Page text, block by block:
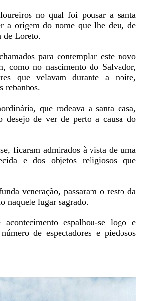
no qual foi pousar a santa
a origem do nome que lhe deu, de
de Loreto.
para contemplar este novo
como no nascimento do Salvador,
que velavam durante a noite,
rebanhos.
que rodeava a santa casa,
desejo de ver de perto a causa do
ficaram admirados à vista de uma
e dos objetos religiosos que
veneração, passaram o resto da
naquele lugar sagrado.
espalhou-se logo e
de espectadores e piedosos